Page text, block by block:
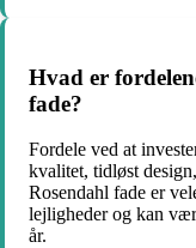
Hvad er
fade?
Fordele ved at
kvalitet, tidløst
Rosendahl fade er
lejligheder og kan
år.